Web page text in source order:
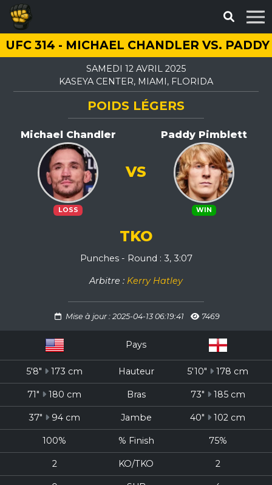
UFC 314 - MICHAEL CHANDLER VS.
SAMEDI 12 AVRIL 2025
KASEYA CENTER, MIAMI, FLORIDA
POIDS LÉGERS
Michael Chandler
LOSS
Paddy Pimblett
WIN
VS
TKO
Punches - Round : 3, 3:07
Arbitre : Kerry Hatley
Mise à jour : 2025-04-13 06:19:41 7469
Pays
5'8" 173 cm Hauteur 5'10" 178 cm
71" 180 cm Bras 73" 185 cm
37" 94 cm Jambe 40" 102 cm
100% % Finish 75%
2 KO/TKO 2